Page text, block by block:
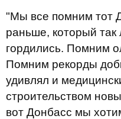
"Мы все помним тот
раньше, который
гордились. Помним
Помним рекорды
удивлял и
строительством
вот Донбасс мы